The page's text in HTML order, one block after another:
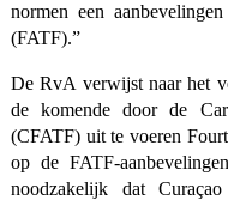
normen een
(FATF).”
De RvA verwijst naar het
de komende door de
(CFATF) uit te voeren
op de FATF-
noodzakelijk dat